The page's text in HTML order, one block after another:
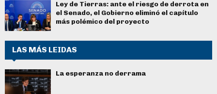
Ley de Tierras: ante el riesgo de derrota en
el Senado, el Gobierno eliminó el capítulo
más polémico del proyecto
LAS MÁS LEIDAS
La esperanza no derrama